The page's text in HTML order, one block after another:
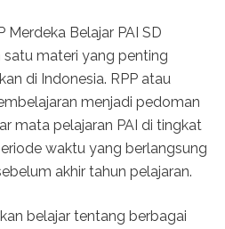
Merdeka Belajar PAI SD
materi yang penting
di Indonesia. RPP atau
menjadi pedoman
mata pelajaran PAI di tingkat
waktu yang berlangsung
akhir tahun pelajaran.
belajar tentang berbagai